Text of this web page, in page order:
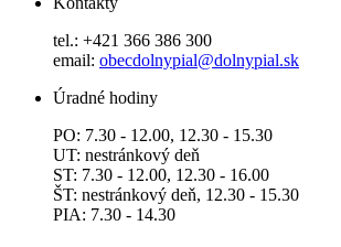
tel.: +421 366 386 300
email: obecdolnypial@dolnypial.sk
Úradné hodiny
PO: 7.30 - 12.00, 12.30 - 15.30
UT: nestránkový deň
ST: 7.30 - 12.00, 12.30 - 16.00
ŠT: nestránkový deň, 12.30 - 15.30
PIA: 7.30 - 14.30